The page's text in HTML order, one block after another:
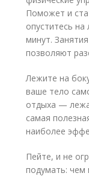
Поможет и
опуститесь
минут.
позволяют
Лежите на
ваше тело
отдыха —
самая
наиболее
Пейте, и не
подумать: